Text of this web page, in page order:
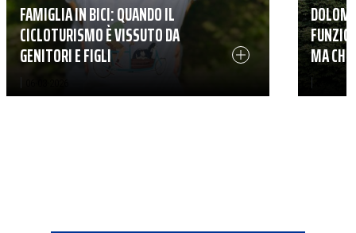
FAMIGLIA IN BICI: QUANDO IL
CICLOTURISMO È VISSUTO DA
GENITORI E FIGLI MA